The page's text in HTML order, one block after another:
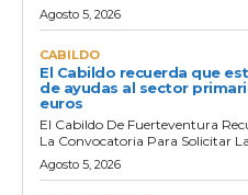
Agosto 5, 2026
CABILDO
El Cabildo recuerda que
de ayudas al sector
euros
El Cabildo De Fuerteventura
La Convocatoria Para Solicitar
Agosto 5, 2026